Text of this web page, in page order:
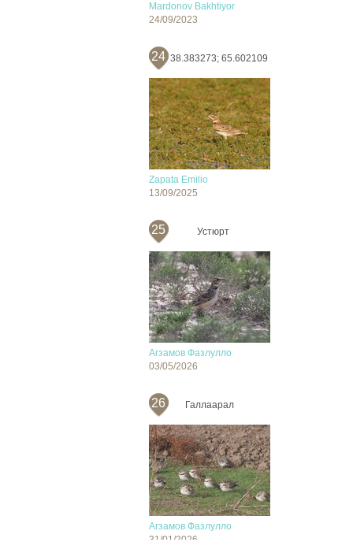
Mardonov Bakhtiyor
24/09/2023
24 38.383273; 65.602109
Zapata Emilio
13/09/2025
25 Устюрт
Агзамов Фазлулло
03/05/2026
26 Галлаарал
Агзамов Фазлулло
31/01/2026